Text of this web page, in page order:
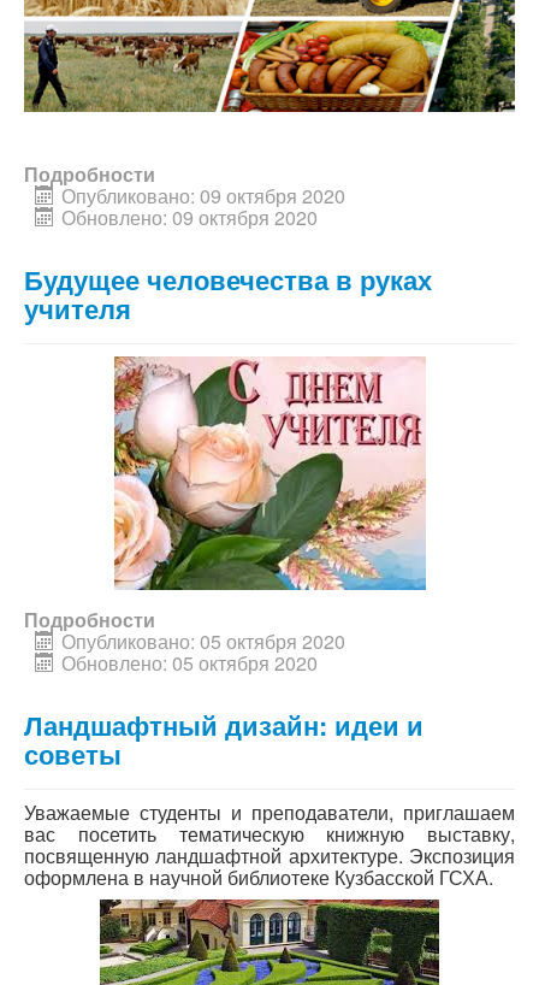
Подробности
Опубликовано: 09 октября 2020
Обновлено: 09 октября 2020
Будущее человечества в руках
учителя
Подробности
Опубликовано: 05 октября 2020
Обновлено: 05 октября 2020
Ландшафтный дизайн: идеи и
советы
Уважаемые студенты и преподаватели, приглашаем
вас посетить тематическую книжную выставку,
посвященную ландшафтной архитектуре. Экспозиция
оформлена в научной библиотеке Кузбасской ГСХА.